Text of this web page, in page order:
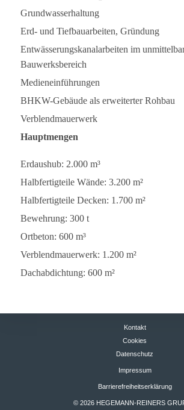
Grund­was­ser­hal­tung
Erd- und Tief­bau­ar­bei­ten, Gründung
Ent­wäs­se­rungs­ka­nal­ar­bei­ten im
Bauwerksbereich
Medi­en­ein­füh­run­gen
BHKW-Gebäude als erwei­ter­ter Rohbau
Ver­blend­mau­er­werk
Haupt­men­gen
Erd­aus­hub: 2.000 m³
Halb­fer­tig­teile Wände: 3.200 m²
Halb­fer­tig­teile Decken: 1.700 m²
Beweh­rung: 300 t
Ort­be­ton: 600 m³
Ver­blend­mau­er­werk: 1.200 m²
Dach­ab­dich­tung: 600 m²
Kontakt
Cookies
Datenschutz
Impressum
Barrierefreiheitserklärung
© 2026 HEGEMANN-REINERS